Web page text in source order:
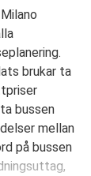
brukar ta
bussen
mellan
på bussen